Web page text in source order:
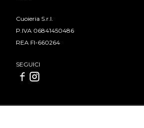
Cuoieria S.r.l.
P.IVA 06841450486
REA FI-660264
SEGUICI